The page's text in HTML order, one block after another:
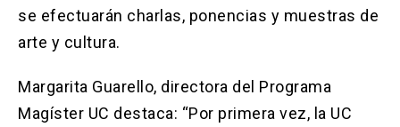
se efectuarán charlas, ponencias y muestras de
arte y cultura.
Margarita Guarello, directora del Programa
Magíster UC destaca: “Por primera vez, la UC